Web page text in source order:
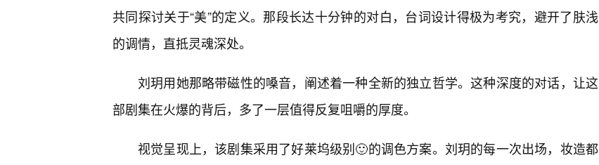
共同探讨关于“美”的定义。那段长达十分钟的对白，台词设计得极为考究，避开了肤浅
的调情，直抵灵魂深处。
刘玥用她那略带磁性的嗓音，阐述着一种全新的独立哲学。这种深度的对话，让这
部剧集在火爆的背后，多了一层值得反复咀嚼的厚度。
视觉呈现上，该剧集采用了好莱坞级别🙂的调色方案。刘玥的每一次出场，妆造都